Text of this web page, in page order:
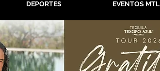
DEPORTES EVENTOS MTL